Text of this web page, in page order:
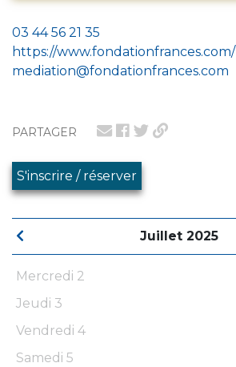
PARTAGER
S'inscrire / réserver
Juillet 2025
Mercredi 2
Jeudi 3
Vendredi 4
Samedi 5
03 44 56 21 35
https://www.fondationfrances.com/
mediation@fondationfrances.com